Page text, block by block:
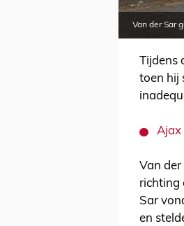
Van der Sar
Tijdens
toen hij
Ajax
Van
richting
Sar
en